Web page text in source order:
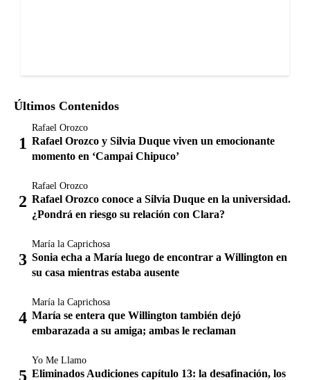
Últimos Contenidos
Rafael Orozco
Rafael Orozco y Silvia Duque viven un emocionante
momento en ‘Campai Chipuco’
Rafael Orozco
Rafael Orozco conoce a Silvia Duque en la universidad.
¿Pondrá en riesgo su relación con Clara?
María la Caprichosa
Sonia echa a María luego de encontrar a Willington en
su casa mientras estaba ausente
María la Caprichosa
María se entera que Willington también dejó
embarazada a su amiga; ambas le reclaman
Yo Me Llamo
Eliminados Audiciones capítulo 13: la desafinación, los